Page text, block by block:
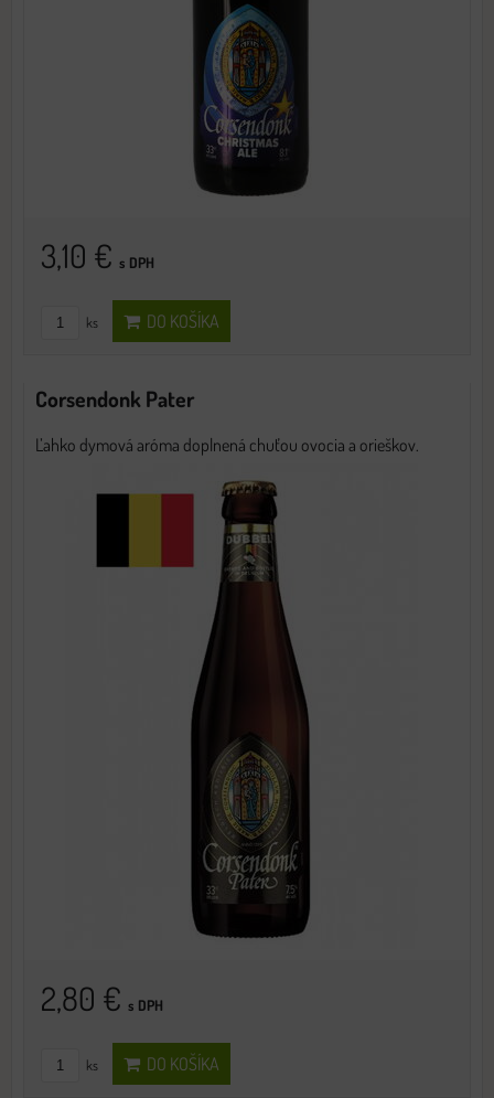
3,10 € s DPH
ks DO KOŠÍKA
Corsendonk Pater
Ľahko dymová aróma doplnená chuťou ovocia a orieškov.
2,80 € s DPH
ks DO KOŠÍKA